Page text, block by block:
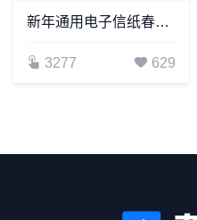
新年通用电子信纸春节信纸背景word模板(6)
3277 629